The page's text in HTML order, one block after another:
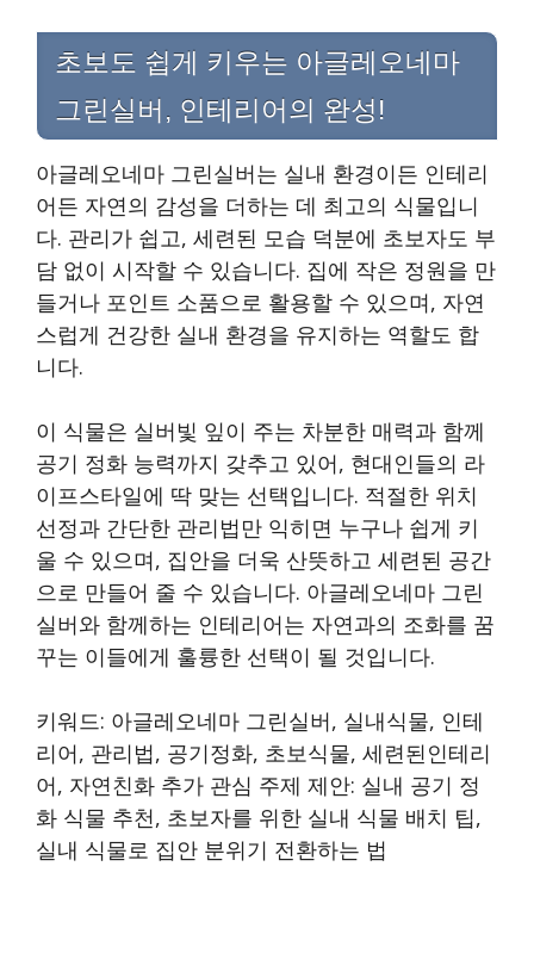
초보도 쉽게 키우는 아글레오네마
그린실버, 인테리어의 완성!
아글레오네마 그린실버는 실내 환경이든 인테리
어든 자연의 감성을 더하는 데 최고의 식물입니
다. 관리가 쉽고, 세련된 모습 덕분에 초보자도 부
담 없이 시작할 수 있습니다. 집에 작은 정원을 만
들거나 포인트 소품으로 활용할 수 있으며, 자연
스럽게 건강한 실내 환경을 유지하는 역할도 합
니다.
이 식물은 실버빛 잎이 주는 차분한 매력과 함께
공기 정화 능력까지 갖추고 있어, 현대인들의 라
이프스타일에 딱 맞는 선택입니다. 적절한 위치
선정과 간단한 관리법만 익히면 누구나 쉽게 키
울 수 있으며, 집안을 더욱 산뜻하고 세련된 공간
으로 만들어 줄 수 있습니다. 아글레오네마 그린
실버와 함께하는 인테리어는 자연과의 조화를 꿈
꾸는 이들에게 훌륭한 선택이 될 것입니다.
키워드: 아글레오네마 그린실버, 실내식물, 인테
리어, 관리법, 공기정화, 초보식물, 세련된인테리
어, 자연친화 추가 관심 주제 제안: 실내 공기 정
화 식물 추천, 초보자를 위한 실내 식물 배치 팁,
실내 식물로 집안 분위기 전환하는 법